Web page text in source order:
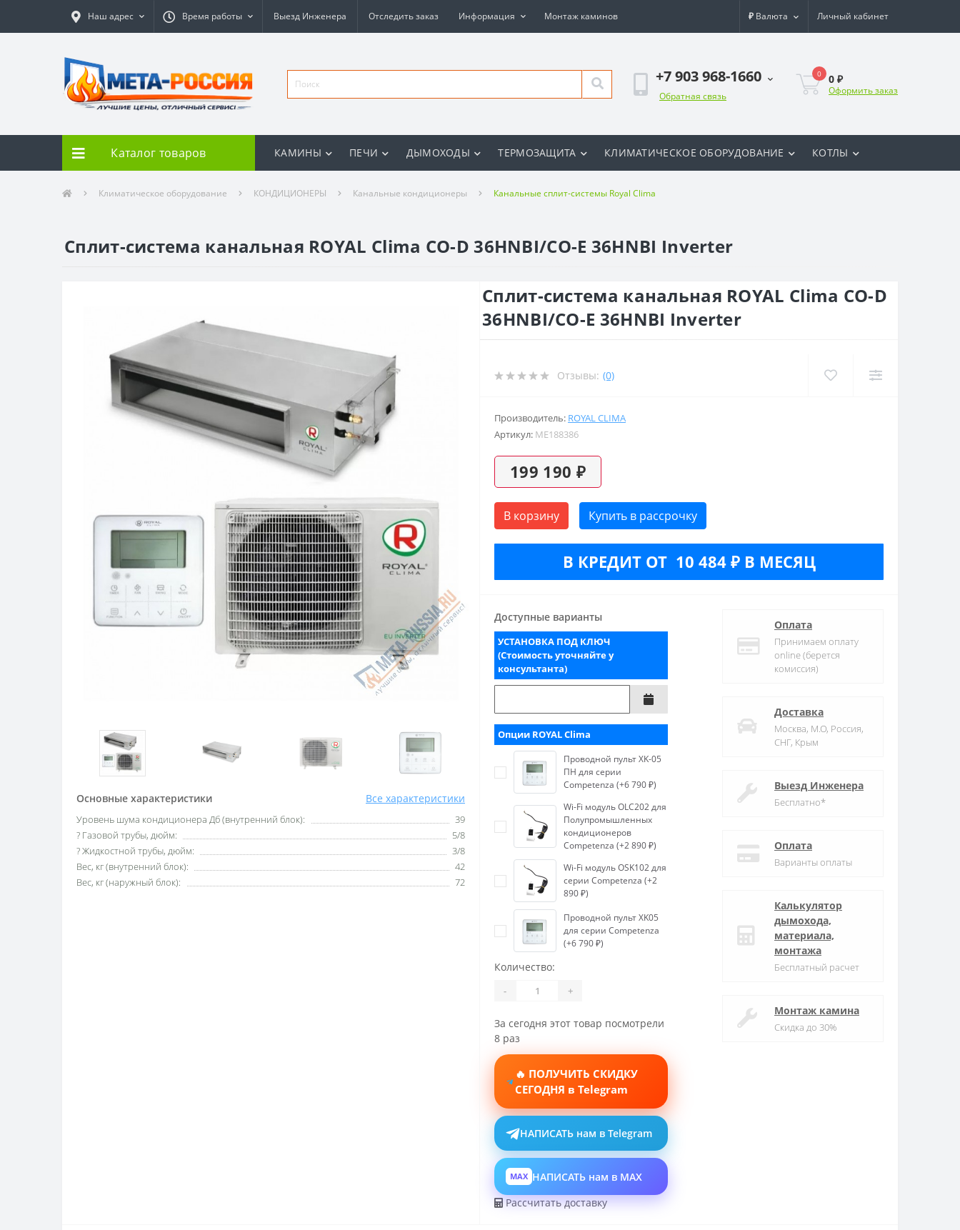
Наш адрес Время работы Выезд Инженера Отследить заказ Информация Монтаж каминов ₽ Валюта Личный кабинет
+7 903 968-1660
Обратная связь
0 0 ₽
Оформить заказ
Каталог товаров КАМИНЫ ПЕЧИ ДЫМОХОДЫ ТЕРМОЗАЩИТА КЛИМАТИЧЕСКОЕ ОБОРУДОВАНИЕ КОТЛЫ
Климатическое оборудование КОНДИЦИОНЕРЫ Канальные кондиционеры Канальные сплит-системы Royal Clima
Сплит-система канальная ROYAL Clima CO-D 36HNBI/CO-E 36HNBI Inverter
Основные характеристики Все характеристики
Уровень шума кондиционера Дб (внутренний блок):
39
? Газовой трубы, дюйм:
5/8
? Жидкостной трубы, дюйм:
3/8
Вес, кг (внутренний блок):
42
Вес, кг (наружный блок):
72
Сплит-система канальная ROYAL Clima CO-D
36HNBI/CO-E 36HNBI Inverter
Отзывы: (0)
Производитель: ROYAL CLIMA
Артикул: ME188386
199 190 ₽
В корзину Купить в рассрочку
В КРЕДИТ ОТ 10 484 ₽ В МЕСЯЦ
Доступные варианты
УСТАНОВКА ПОД КЛЮЧ
(Стоимость уточняйте у
консультанта)
Опции ROYAL Clima
Проводной пульт XK-05
ПН для серии
Competenza (+6 790 ₽)
Wi-Fi модуль OLC202 для
Полупромышленных
кондиционеров
Competenza (+2 890 ₽)
Wi-Fi модуль OSK102 для
серии Competenza (+2
890 ₽)
Проводной пульт XK05
для серии Competenza
(+6 790 ₽)
Количество:
- +
За сегодня этот товар посмотрели
8 раз
🔥 ПОЛУЧИТЬ СКИДКУ
СЕГОДНЯ в Telegram
НАПИСАТЬ нам в Telegram
MAX НАПИСАТЬ нам в MAX
Рассчитать доставку
Оплата
Принимаем оплату
online (берется
комиссия)
Доставка
Москва, М.О, Россия,
СНГ, Крым
Выезд Инженера
Бесплатно*
Оплата
Варианты оплаты
Калькулятор
дымохода,
материала,
монтажа
Бесплатный расчет
Монтаж камина
Скидка до 30%